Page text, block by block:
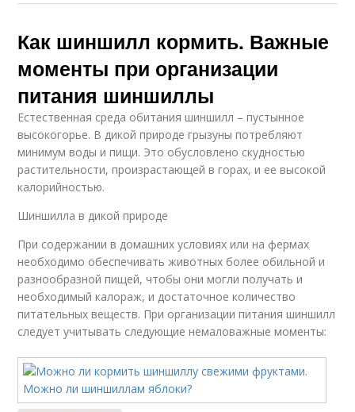
Как шиншилл кормить. Важные
моменты при организации
питания шиншиллы
Естественная среда обитания шиншилл – пустынное
высокогорье. В дикой природе грызуны потребляют
минимум воды и пищи. Это обусловлено скудностью
растительности, произрастающей в горах, и ее высокой
калорийностью.
Шиншилла в дикой природе
При содержании в домашних условиях или на фермах
необходимо обеспечивать животных более обильной и
разнообразной пищей, чтобы они могли получать и
необходимый калораж, и достаточное количество
питательных веществ. При организации питания шиншилл
следует учитывать следующие немаловажные моменты: